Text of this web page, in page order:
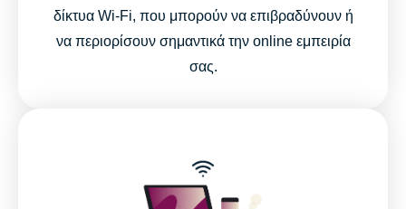
δίκτυα Wi-Fi, που μπορούν να επιβραδύνουν ή
να περιορίσουν σημαντικά την online εμπειρία
σας.